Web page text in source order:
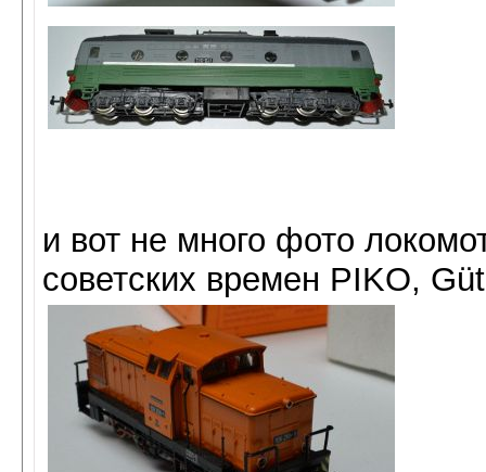
и вот не много фото
советских времен PIKO,